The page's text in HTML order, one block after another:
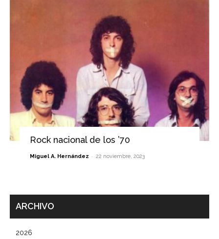
Rock nacional de los ’70
Miguel A. Hernández - 22 noviembre, 2023
ARCHIVO
2026